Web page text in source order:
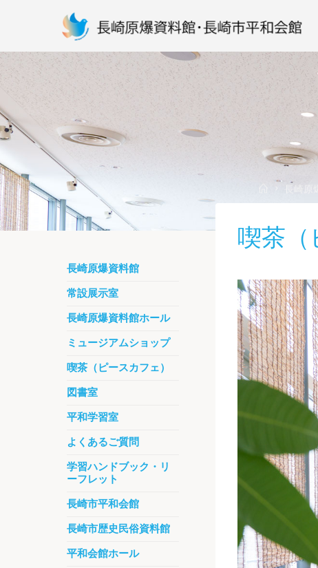
Home長崎原
喫茶（
長崎原爆資料館
常設展示室
長崎原爆資料館ホール
ミュージアムショップ
喫茶（ピースカフェ）
図書室
平和学習室
よくあるご質問
学習ハンドブック・リ
ーフレット
長崎市平和会館
長崎市歴史民俗資料館
平和会館ホール